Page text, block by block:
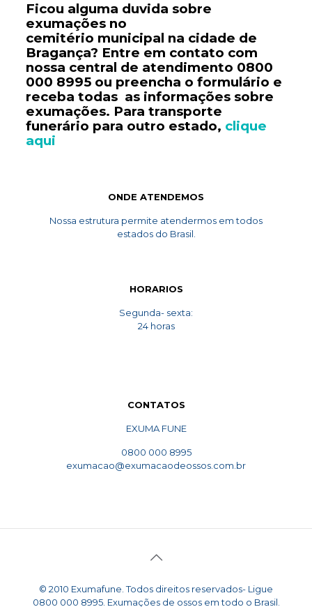
Ficou alguma duvida sobre
exumações no
cemitério municipal na cidade de
Bragança? Entre em contato com
nossa central de atendimento 0800
000 8995ou preencha o formulário e
receba todas as informações sobre
exumações. Para transporte
funerário para outro estado, clique
aqui
ONDE ATENDEMOS
Nossa estrutura permite atendermos em todos
estados do Brasil.
HORARIOS
Segunda- sexta:
24 horas
CONTATOS
EXUMA FUNE
0800 000 8995
exumacao@exumacaodeossos.com.br
© 2010 Exumafune. Todos direitos reservados- Ligue
0800 000 8995. Exumações de ossos em todo o Brasil.